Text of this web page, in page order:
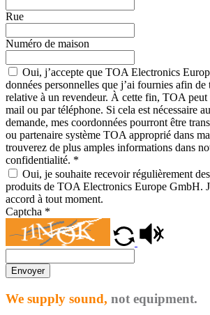
Rue
Numéro de maison
Oui, j’accepte que TOA Electronics
données personnelles que j’ai fournies afin de
relative à un revendeur. À cette fin, TOA peut
mail ou par téléphone. Si cela est nécessaire
demande, mes coordonnées pourront être
ou partenaire système TOA approprié dans
trouverez de plus amples informations dans
confidentialité. *
Oui, je souhaite recevoir régulièrement
produits de TOA Electronics Europe GmbH.
accord à tout moment.
Captcha *
Envoyer
We supply sound, not equipment.